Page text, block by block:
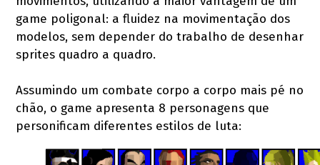
game poligonal: a fluidez na movimentação dos
modelos, sem depender do trabalho de desenhar
sprites quadro a quadro.
Assumindo um combate corpo a corpo mais pé no
chão, o game apresenta 8 personagens que
personificam diferentes estilos de luta: